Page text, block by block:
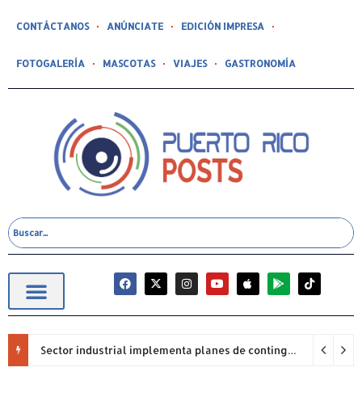
CONTÁCTANOS ANÚNCIATE EDICIÓN IMPRESA
FOTOGALERÍA MASCOTAS VIAJES GASTRONOMÍA
Sector industrial implementa planes de contingencia ante racionamiento de agua y hace un llamado a la eficiencia infraestructural